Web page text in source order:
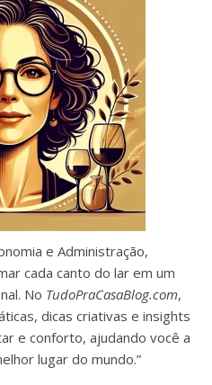
e Administração,
cada canto do lar em um
No TudoPraCasaBlog.com,
dicas criativas e insights
e conforto, ajudando você a
lugar do mundo.”